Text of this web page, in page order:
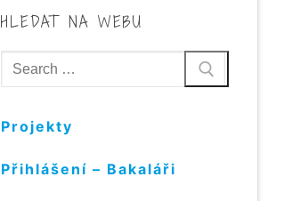
HLEDAT NA WEBU
Hledat:
Projekty
Přihlášení – Bakaláři